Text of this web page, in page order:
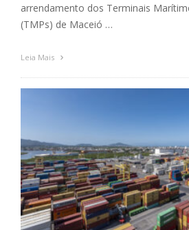
arrendamento dos Terminais
(TMPs) de Maceió …
Leia Mais